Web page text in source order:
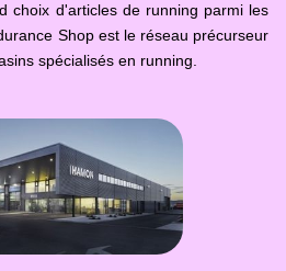
choix d'articles de running parmi les
Shop est le réseau précurseur
spécialisés en running.